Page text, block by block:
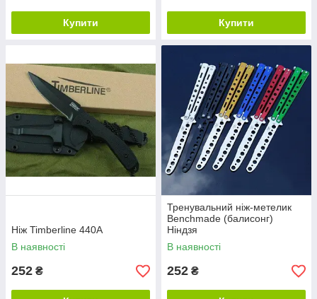
Купити Купити
Ніж Timberline 440A
В наявності
252 ₴
Тренувальний ніж-метелик
Benchmade (балисонг)
Ніндзя
В наявності
252 ₴